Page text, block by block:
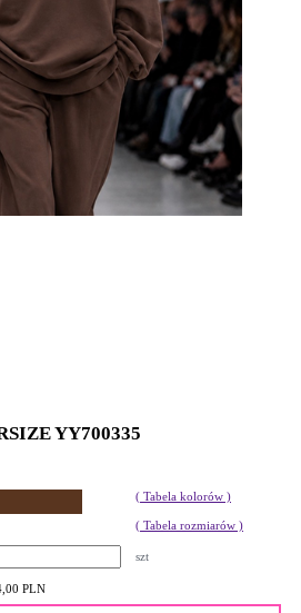
YY700335
( Tabela kolorów )
( Tabela rozmiarów )
szt
PLN